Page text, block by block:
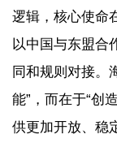
逻辑，核心使命
以中国与东盟合
同和规则对接。
能”，而在于“创
供更加开放、稳